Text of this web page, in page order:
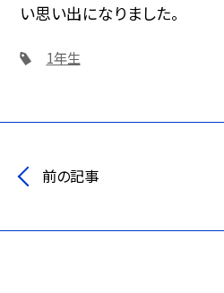
い思い出になりました。
1年生
前の記事